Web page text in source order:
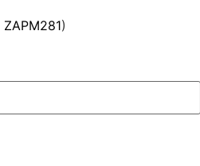
ZAPM281)